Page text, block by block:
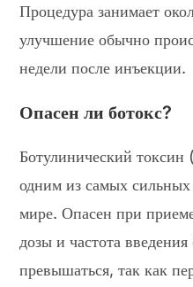
Процедура занимает
улучшение обычно
недели после инъекции.
Опасен ли ботокс?
Ботулинический токсин
одним из самых сильных
мире. Опасен при
дозы и частота
превышаться, так как